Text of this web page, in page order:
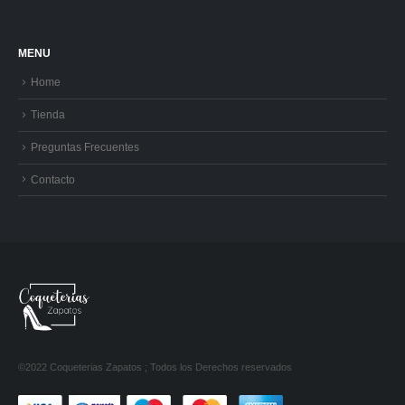
MENU
Home
Tienda
Preguntas Frecuentes
Contacto
©2022 Coqueterias Zapatos ; Todos los Derechos reservados